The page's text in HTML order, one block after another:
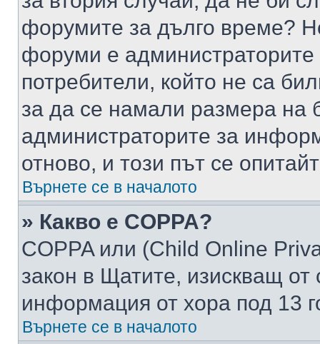
форумите за дълго време?
форуми е администраторите
потребители, който не са
за да се намали размера на
администраторите за
отново, и този път се
Върнете се в началото
» Какво е COPPA?
COPPA или (Child Online
закон в Щатите, изискващ от
информация от хора под 13
Върнете се в началото